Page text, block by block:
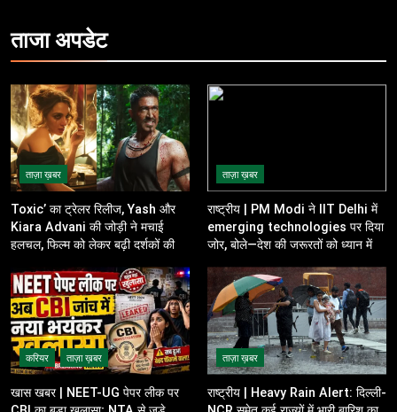
ताजाअपडेट
ताज़ा ख़बर
Toxic’ का ट्रेलर रिलीज, Yash और
Kiara Advani की जोड़ी ने मचाई
हलचल, फिल्म को लेकर बढ़ी दर्शकों की
ताज़ा ख़बर
राष्ट्रीय | PM Modi ने IIT Delhi में
emerging technologies पर दिया
जोर, बोले—देश की जरूरतों को ध्यान में
करियर ताज़ा ख़बर
खास खबर | NEET-UG पेपर लीक पर
ताज़ा ख़बर
राष्ट्रीय | Heavy Rain Alert: दिल्ली-